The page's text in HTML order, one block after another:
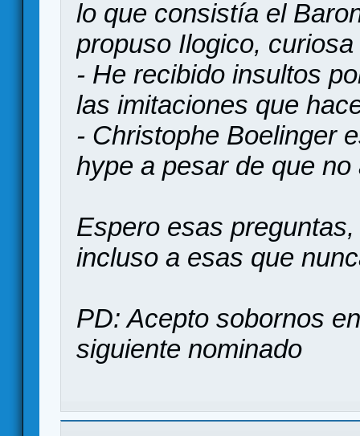
lo que consistía el
propuso Ilogico,
- He recibido insultos
las imitaciones que
- Christophe Boelinger
hype a pesar de que
Espero esas
incluso a esas que
PD: Acepto sobornos
siguiente nominado